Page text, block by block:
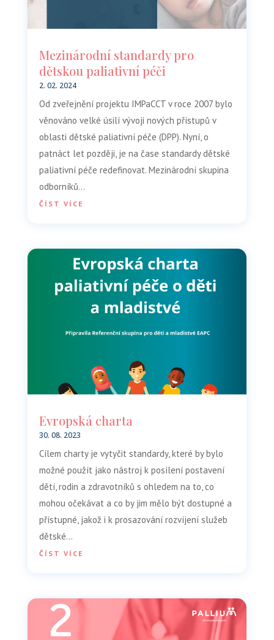
Mezinárodní standardy pro
dětskou paliativní péči
2. 02. 2024
Od zveřejnění projektu IMPaCCT v roce 2007 bylo
věnováno velké úsilí vývoji nových přístupů v
oblasti dětské paliativní péče (DPP). Nyní, o
patnáct let později, je na čase standardy dětské
paliativní péče redefinovat. Mezinárodní skupina
odborníků...
ČÍST VÍCE
Evropská charta
30. 08. 2023
Cílem charty je vytyčit standardy, které by bylo
možné použít jako nástroj k posílení postavení
dětí, rodin a zdravotníků s ohledem na to, co
mohou očekávat a co by jim mělo být dostupné a
přístupné, jakož i k prosazování rozvíjení služeb
dětské...
ČÍST VÍCE